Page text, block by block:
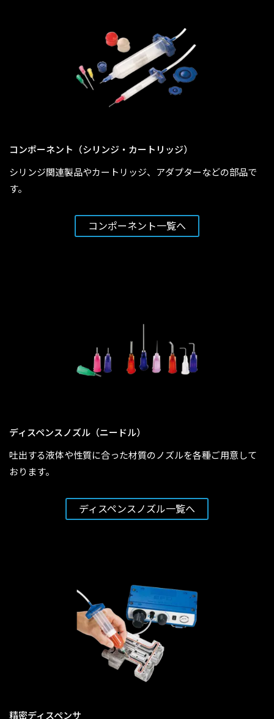
コンポーネント（シリンジ・カートリッジ）
シリンジ関連製品やカートリッジ、アダプターなどの部品で
す。
コンポーネント一覧へ
ディスペンスノズル（ニードル）
吐出する液体や性質に合った材質のノズルを各種ご用意して
おります。
ディスペンスノズル一覧へ
精密ディスペンサ